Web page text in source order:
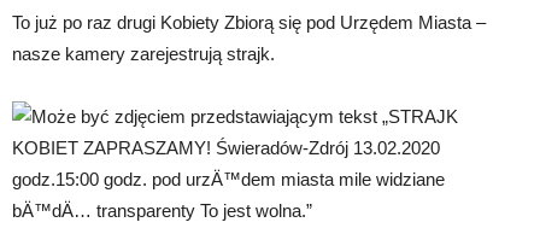
To już po raz drugi Kobiety Zbiorą się pod Urzędem Miasta –
nasze kamery zarejestrują strajk.